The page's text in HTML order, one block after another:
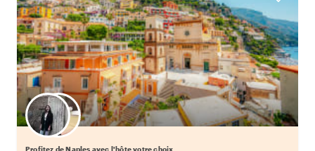
Choisissez votre local favori
Profitez de Naples avec l'hôte votre choix